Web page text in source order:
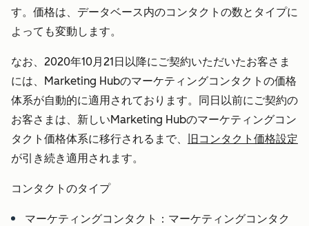
す。価格は、データベース内のコンタクトの数とタイプに
よっても変動します。
なお、2020年10月21日以降にご契約いただいたお客さま
には、Marketing Hubのマーケティングコンタクトの価格
体系が自動的に適用されております。同日以前にご契約の
お客さまは、新しいMarketing Hubのマーケティングコン
タクト価格体系に移行されるまで、
旧コンタクト価格設定
が引き続き適用されます。
コンタクトのタイプ
マーケティングコンタクト： マーケティングコンタク